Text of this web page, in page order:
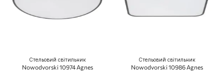
Стельовий світильник
Nowodvorski 10974 Agnes
Стельовий світильник
Nowodvorski 10986 Agnes